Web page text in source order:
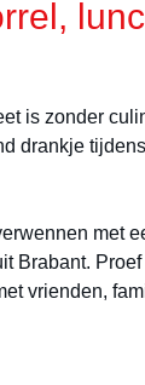
is zonder
drankje
met
Brabant.
vrienden,